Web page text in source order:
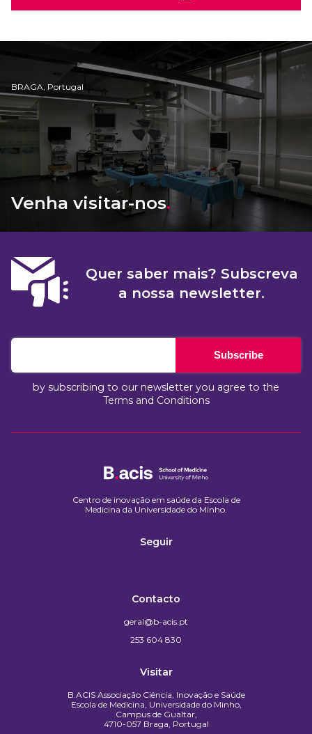
BRAGA, Portugal
Venha visitar-nos.
Quer saber mais? Subscreva
a nossa newsletter.
Subscribe
by subscribing to our newsletter you agree to the
Terms and Conditions
Centro de inovação em saúde da Escola de
Medicina da Universidade do Minho.​
Seguir
Contacto
geral@b-acis.pt
253 604 830
Visitar
B.ACIS Associação Ciência, Inovação e Saúde
Escola de Medicina, Universidade do Minho,
Campus de Gualtar,
4710-057 Braga, Portugal